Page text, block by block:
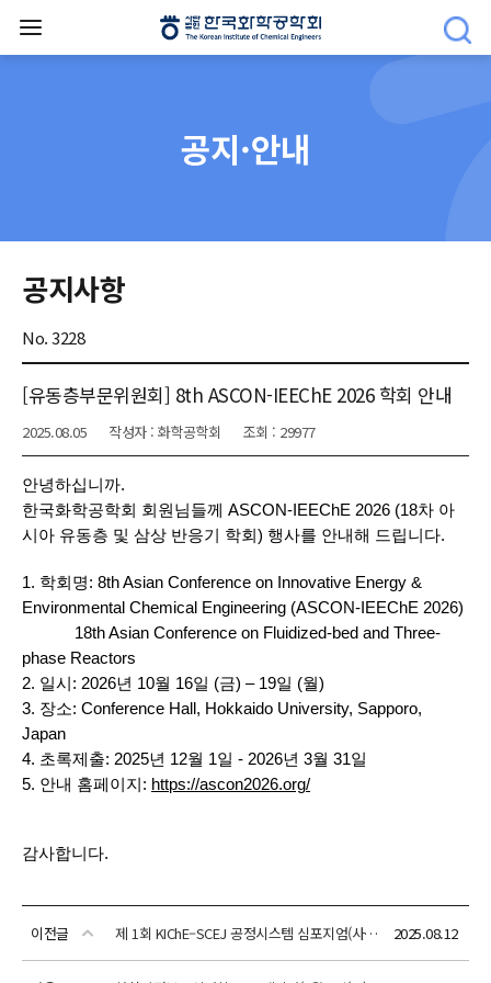
공지·안내
공지사항
No. 3228
[유동층부문위원회] 8th ASCON-IEEChE 2026 학회 안내
2025.08.05 작성자 : 화학공학회 조회 : 29977
이전글 제 1회 KIChE–SCEJ 공정시스템 심포지엄(사전등록마감: 9월 14일(일) / 12월 18일(목)~20일(토)/일본 도쿄) 2025.08.12